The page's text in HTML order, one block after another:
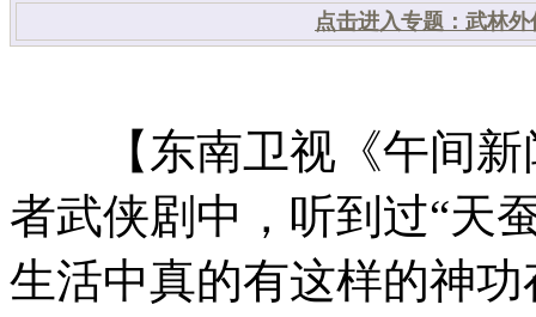
点击进入专题：武林外
【东南卫视《午间新
者武侠剧中，听到过“天
生活中真的有这样的神